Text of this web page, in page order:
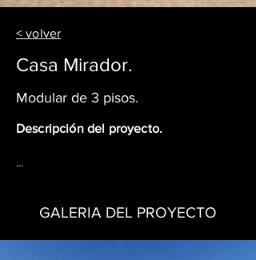
< volver
Casa Mirador.
Modular de 3 pisos.
Descripción del proyecto.
...
GALERIA DEL PROYECTO